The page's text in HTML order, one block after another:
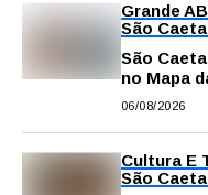
Grande
São
São
no Mapa
06/08/2026
Cultura E
São